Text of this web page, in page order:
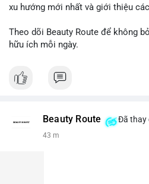
xu hướng mới nhất và giới thiệu
Theo dõi Beauty Route để không
hữu ích mỗi ngày.
Beauty Route Đã thay
43 m